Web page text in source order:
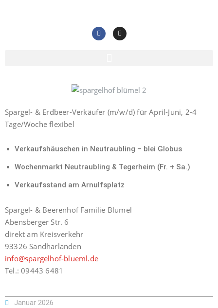
Spargel- & Erdbeer-Verkäufer (m/w/d) für April-Juni, 2-4
Tage/Woche flexibel
Verkaufshäuschen in Neutraubling – blei Globus
Wochenmarkt Neutraubling & Tegerheim (Fr. + Sa.)
Verkaufsstand am Arnulfsplatz
Spargel- & Beerenhof Familie Blümel
Abensberger Str. 6
direkt am Kreisverkehr
93326 Sandharlanden
info@spargelhof-blueml.de
Tel.: 09443 6481
Januar 2026